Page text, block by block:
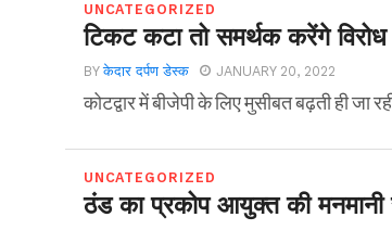
UNCATEGORIZED
टिकट कटा तो समर्थक करेंगे विरोध
BYकेदार दर्पण डेस्क JANUARY 20, 2022
कोटद्वार में बीजेपी के लिए मुसीबत बढ़ती ही जा
UNCATEGORIZED
ठंड का प्रकोप आयुक्त की